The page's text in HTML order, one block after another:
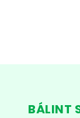
BÁLINT